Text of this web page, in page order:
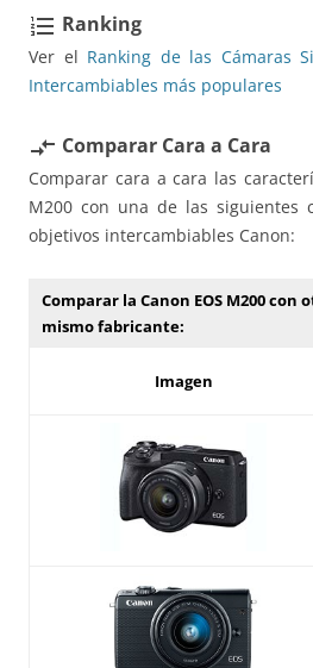
format_list_numbered Ranking
Ver el Ranking de las Cámaras
Intercambiables más populares
compare_arrows Comparar Cara a Cara
Comparar cara a cara las
M200 con una de las siguientes
objetivos intercambiables Canon:
Comparar la Canon EOS M200 con
mismo fabricante:
Imagen